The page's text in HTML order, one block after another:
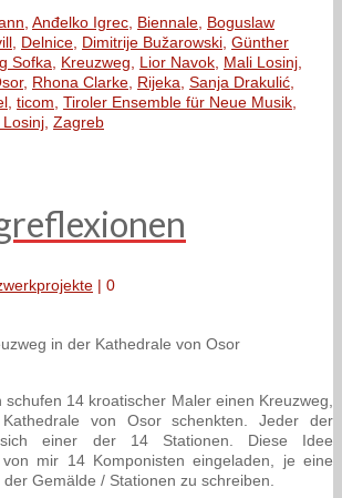
Anđelko Igrec Biennale Boguslaw
Delnice Dimitrije Bužarowski Günther
Sofka Kreuzweg Lior Navok Mali Losinj
, Rhona Clarke Rijeka Sanja Drakulić
ticom Tiroler Ensemble für Neue Musik
Losinj Zagreb
| 0
in der Kathedrale von Osor
14 kroatischer Maler einen Kreuzweg,
von Osor schenkten. Jeder der
sich einer der 14 Stationen. Diese Idee
mir 14 Komponisten eingeladen, je eine
der Gemälde / Stationen zu schreiben.